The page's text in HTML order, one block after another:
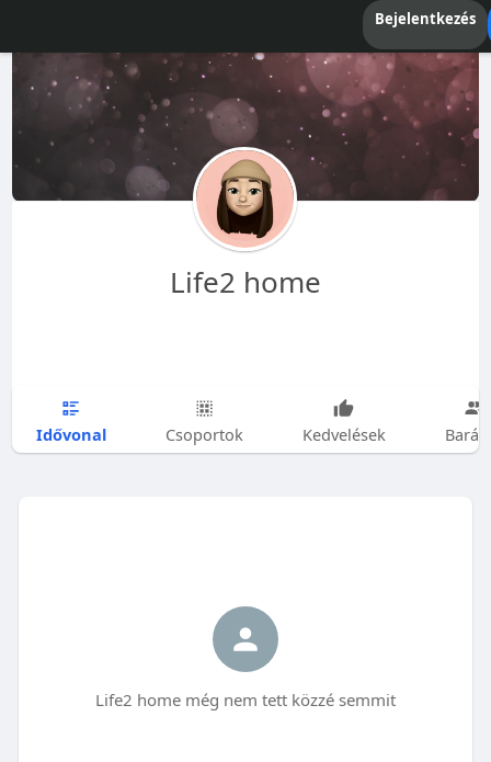
Bejelentkezés
Life2 home
Idővonal Csoportok Kedvelések
Life2 home még nem tett közzé semmit